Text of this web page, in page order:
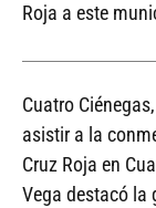
Roja a este
Cuatro
asistir a la
Cruz Roja en
Vega destacó la